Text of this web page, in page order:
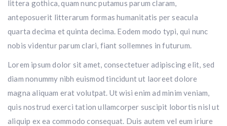
littera gothica, quam nunc putamus parum claram,
anteposuerit litterarum formas humanitatis per seacula
quarta decima et quinta decima. Eodem modo typi, qui nunc
nobis videntur parum clari, fiant sollemnes in futurum.
Lorem ipsum dolor sit amet, consectetuer adipiscing elit, sed
diam nonummy nibh euismod tincidunt ut laoreet dolore
magna aliquam erat volutpat. Ut wisi enim ad minim veniam,
quis nostrud exerci tation ullamcorper suscipit lobortis nisl ut
aliquip ex ea commodo consequat. Duis autem vel eum iriure